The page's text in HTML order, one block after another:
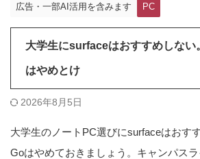
広告・一部AI活用を含みます PC
大学生にsurfaceはおすすめしない
はやめとけ
2026年8月5日
大学生のノートPC選びにsurfaceはおす
Goはやめておきましょう。キャンパスラ